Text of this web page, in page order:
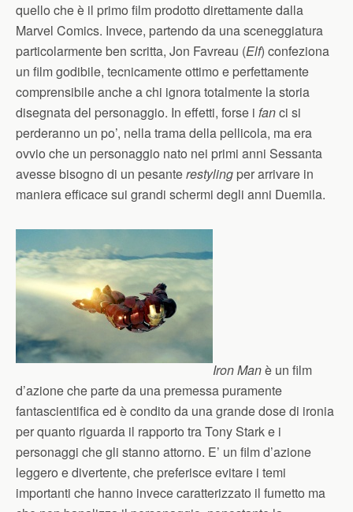
quello che è il primo film prodotto direttamente dalla
Marvel Comics. Invece, partendo da una sceneggiatura
particolarmente ben scritta, Jon Favreau (Elf) confeziona
un film godibile, tecnicamente ottimo e perfettamente
comprensibile anche a chi ignora totalmente la storia
disegnata del personaggio. In effetti, forse i fanci si
perderanno un po’, nella trama della pellicola, ma era
ovvio che un personaggio nato nei primi anni Sessanta
avesse bisogno di un pesanterestyling per arrivare in
maniera efficace sui grandi schermi degli anni Duemila.
Iron Manè un film
d’azione che parte da una premessa puramente
fantascientifica ed è condito da una grande dose di ironia
per quanto riguarda il rapporto tra Tony Stark e i
personaggi che gli stanno attorno. E’ un film d’azione
leggero e divertente, che preferisce evitare i temi
importanti che hanno invece caratterizzato il fumetto ma